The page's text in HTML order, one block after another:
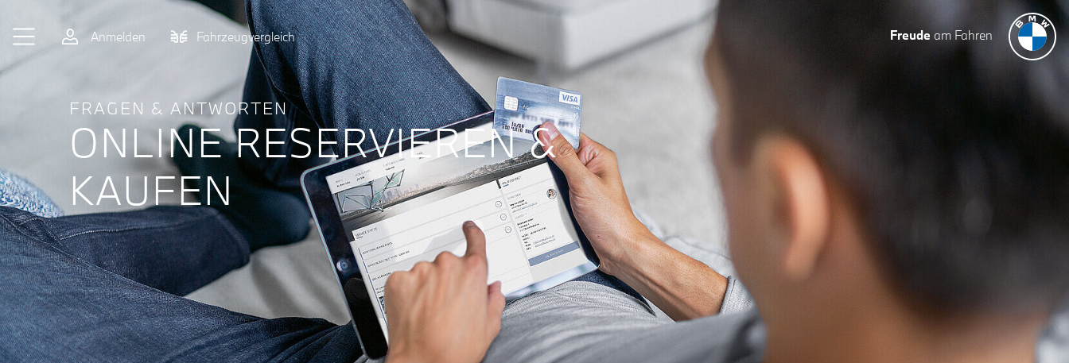
Anmelden
Fahrzeugvergleich Freude am Fahren
FRAGEN & ANTWORTEN
ONLINE RESERVIEREN &
KAUFEN